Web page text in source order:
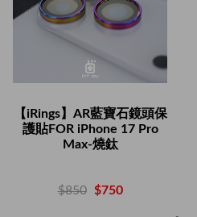
【iRings】AR藍寶石鏡頭保
護貼FOR iPhone 17 Pro
Max-燒鈦
$850 $750